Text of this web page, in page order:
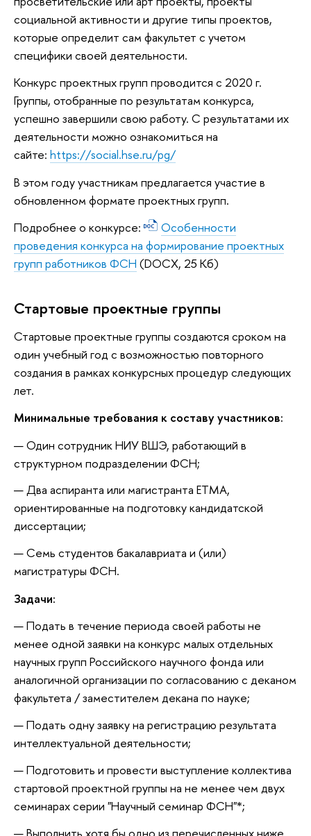
социальной активности и другие типы проектов,
которые определит сам факультет с учетом
специфики своей деятельности.
Конкурс проектных групп проводится с 2020 г.
Группы, отобранные по результатам конкурса,
успешно завершили свою работу. С результатами их
деятельности можно ознакомиться на
сайте: https://social.hse.ru/pg/
В этом году участникам предлагается участие в
обновленном формате проектных групп.
Подробнее о конкурсе:
Особенности
проведения конкурса на формирование проектных
групп работников ФСН (DOCX, 25 Кб)
Стартовые проектные группы
Стартовые проектные группы создаются сроком на
один учебный год с возможностью повторного
создания в рамках конкурсных процедур следующих
лет.
Минимальные требования к составу участников:
Один сотрудник НИУ ВШЭ, работающий в
структурном подразделении ФСН;
Два аспиранта или магистранта ЕТМА,
ориентированные на подготовку кандидатской
диссертации;
Семь студентов бакалавриата и (или)
магистратуры ФСН.
Задачи:
Подать в течение периода своей работы не
менее одной заявки на конкурс малых отдельных
научных групп Российского научного фонда или
аналогичной организации по согласованию с деканом
факультета / заместителем декана по науке;
Подать одну заявку на регистрацию результата
интеллектуальной деятельности;
Подготовить и провести выступление коллектива
стартовой проектной группы на не менее чем двух
семинарах серии "Научный семинар ФСН"*;
Выполнить хотя бы одно из перечисленных ниже